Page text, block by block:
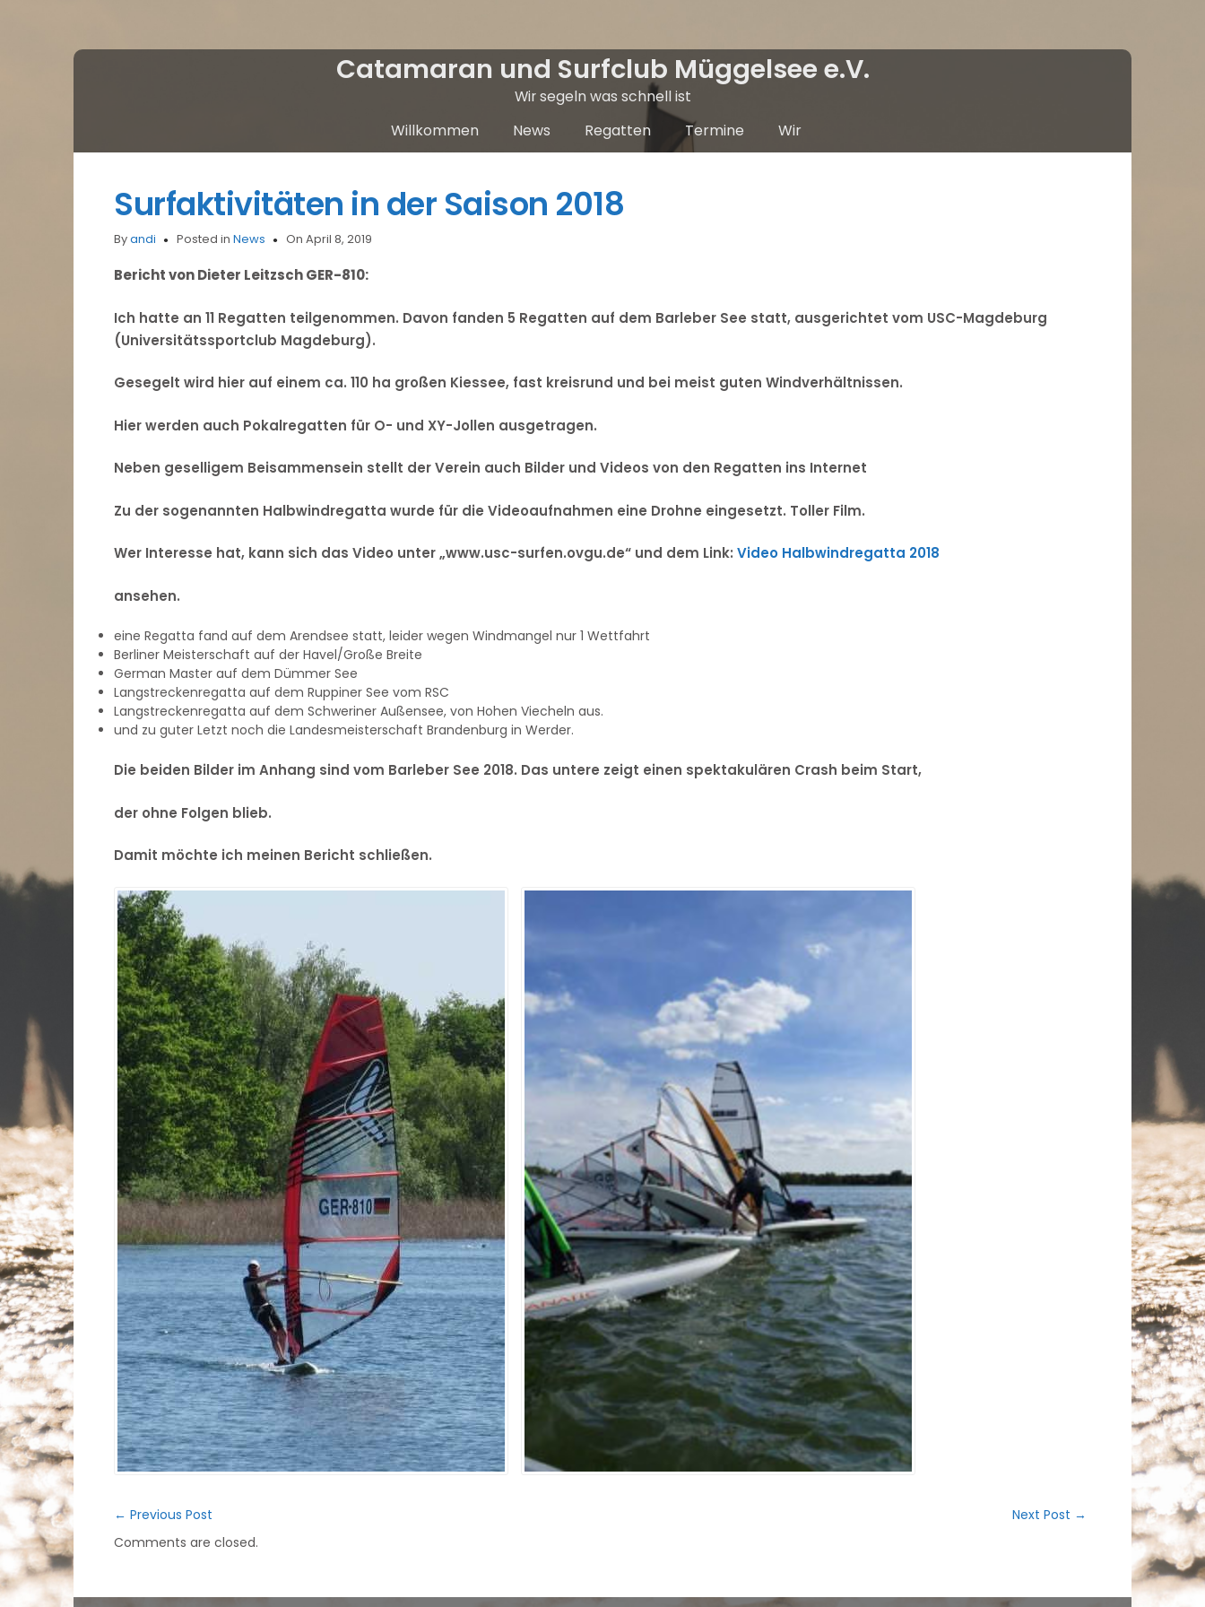
Catamaran und Surfclub Müggelsee e.V.
Wir segeln was schnell ist
Willkommen
News Regatten Termine Wir
Surfaktivitäten in der Saison 2018
Byandi Posted inNews On April 8, 2019
Bericht von Dieter Leitzsch GER-810:
Ich hatte an 11 Regatten teilgenommen. Davon fanden 5 Regatten auf dem Barleber See statt, ausgerichtet vom USC-Magdeburg
(Universitätssportclub Magdeburg).
Gesegelt wird hier auf einem ca. 110 ha großen Kiessee, fast kreisrund und bei meist guten Windverhältnissen.
Hier werden auch Pokalregatten für O- und XY-Jollen ausgetragen.
Neben geselligem Beisammensein stellt der Verein auch Bilder und Videos von den Regatten ins Internet
Zu der sogenannten Halbwindregatta wurde für die Videoaufnahmen eine Drohne eingesetzt. Toller Film.
Wer Interesse hat, kann sich das Video unter „www.usc-surfen.ovgu.de“ und dem Link:Video Halbwindregatta 2018
ansehen.
eine Regatta fand auf dem Arendsee statt, leider wegen Windmangel nur 1 Wettfahrt
Berliner Meisterschaft auf der Havel/Große Breite
German Master auf dem Dümmer See
Langstreckenregatta auf dem Ruppiner See vom RSC
Langstreckenregatta auf dem Schweriner Außensee, von Hohen Viecheln aus.
und zu guter Letzt noch die Landesmeisterschaft Brandenburg in Werder.
Die beiden Bilder im Anhang sind vom Barleber See 2018. Das untere zeigt einen spektakulären Crash beim Start,
der ohne Folgen blieb.
Damit möchte ich meinen Bericht schließen.
← Previous Post Next Post →
Comments are closed.